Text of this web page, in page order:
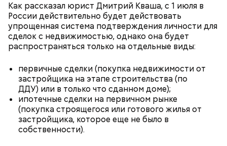
Как рассказал юрист Дмитрий Кваша, с 1 июля в
России действительно будет действовать
упрощенная система подтверждения личности для
сделок с недвижимостью, однако она будет
распространяться только на отдельные виды:
первичные сделки (покупка недвижимости от
застройщика на этапе строительства (по
ДДУ) или в только что сданном доме);
ипотечные сделки на первичном рынке
(покупка строящегося или готового жилья от
застройщика, которое еще не было в
собственности).
Уберут отеки и улучшат зрение:
диетолог Соломатина рассказала
Кабачки, тушеные с курицей
Как приготовить домашний
майонез: три простых рецепта
Эндокринолог Куликова
объяснила, в чем заключается
польза сезонных овощей и
Как выбрать дыню
Фото: Shutterstock